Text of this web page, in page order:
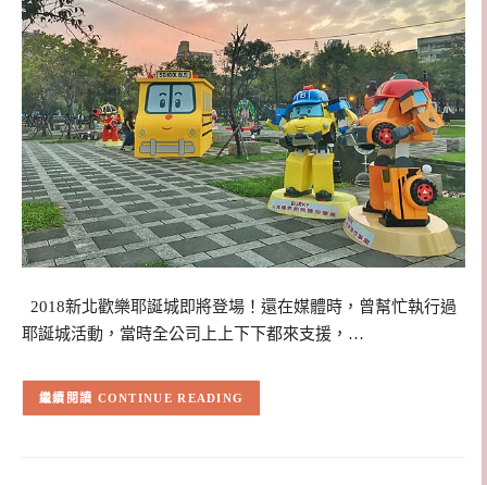
2018新北歡樂耶誕城即將登場！還在媒體時，曾幫忙執行過
耶誕城活動，當時全公司上上下下都來支援，…
CONTINUE READING